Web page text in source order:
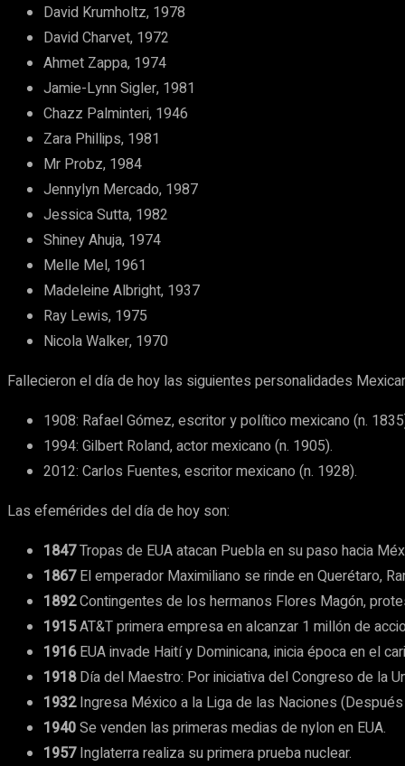
David Krumholtz, 1978
David Charvet, 1972
Ahmet Zappa, 1974
Jamie-Lynn Sigler, 1981
Chazz Palminteri, 1946
Zara Phillips, 1981
Mr Probz, 1984
Jennylyn Mercado, 1987
Jessica Sutta, 1982
Shiney Ahuja, 1974
Melle Mel, 1961
Madeleine Albright, 1937
Ray Lewis, 1975
Nicola Walker, 1970
Fallecieron el día de hoy las siguientes personalidades
1908: Rafael Gómez, escritor y político mexicano (n.
1994: Gilbert Roland, actor mexicano (n. 1905).
2012: Carlos Fuentes, escritor mexicano (n. 1928).
Las efemérides del día de hoy son:
1847Tropas de EUA atacan Puebla en su paso hacia
1867El emperador Maximiliano se rinde en Querétaro,
1892Contingentes de los hermanos Flores Magón,
1915AT&T primera empresa en alcanzar 1 millón de
1916EUA invade Haití y Dominicana, inicia época en el
1918Día del Maestro: Por iniciativa del Congreso de la
1932Ingresa México a la Liga de las Naciones (Después
1940Se venden las primeras medias de nylon en EUA.
1957Inglaterra realiza su primera prueba nuclear.